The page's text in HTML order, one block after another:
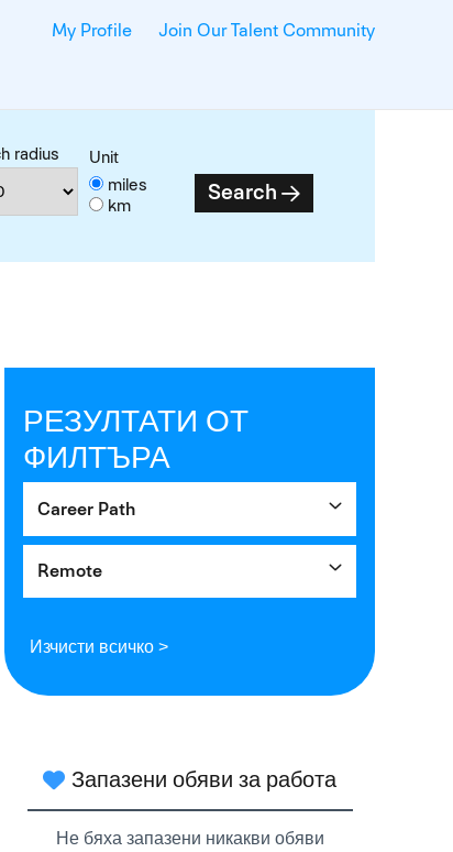
My Profile Join Our Talent Community
radius
Unit
miles
km
Search
РЕЗУЛТАТИ ОТ
ФИЛТЪРА
Career Path
Remote
Изчисти всичко >
Запазени обяви за работа
Не бяха запазени никакви обяви